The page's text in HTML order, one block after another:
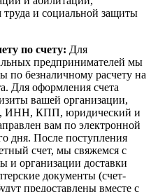
и социальной защиты
по счету: Для
предпринимателей мы
по безналичному расчету на
Для оформления счета
вашей организации,
ИНН, КПП, юридический и
вам по электронной
дня. После поступления
счет, мы свяжемся с
и организации доставки
документы (счет-
предоставлены вместе с